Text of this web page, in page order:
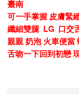
臺南
可一手掌握 皮膚緊
纖細雙腿 LG 口交
親親 奶泡 火車便當
舌吻一下回到初戀